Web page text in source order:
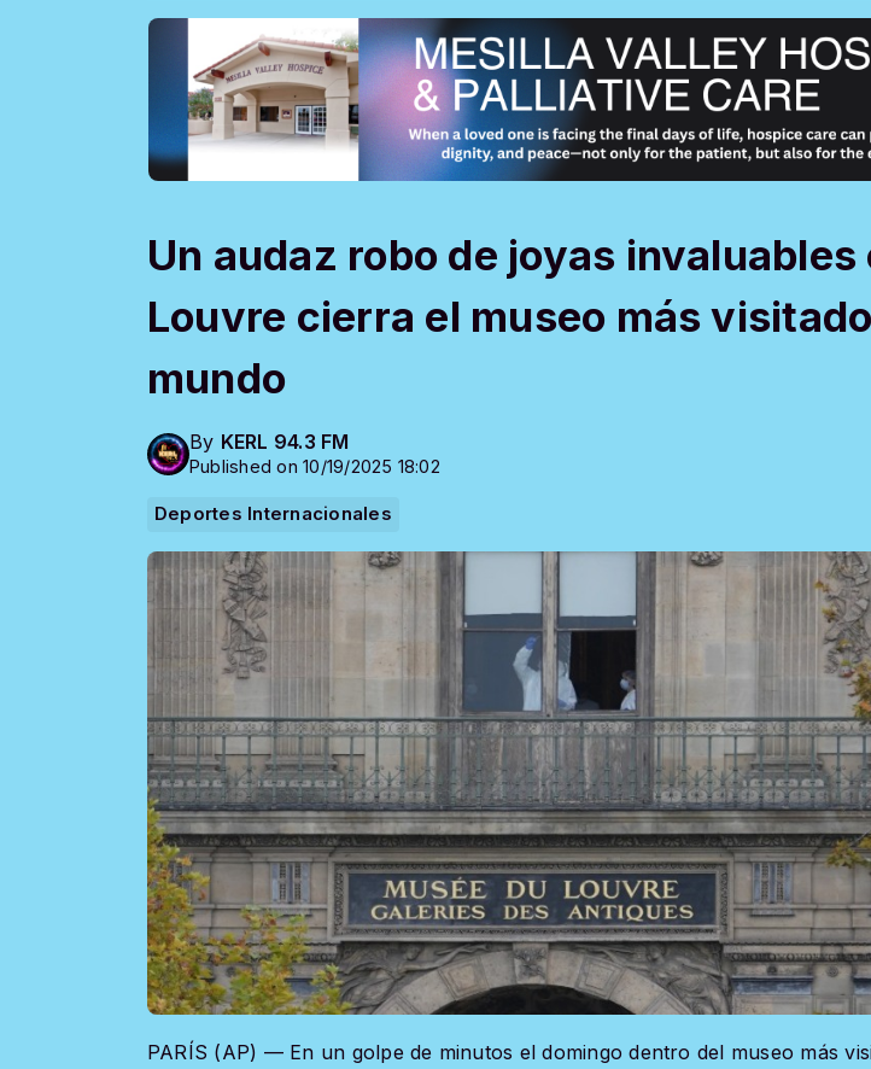
Un audaz robo de joyas invaluables
Louvre cierra el museo más
mundo
By KERL 94.3 FM
Published on 10/19/2025 18:02
Deportes Internacionales
PARÍS (AP) — En un golpe de minutos el domingo dentro del museo más